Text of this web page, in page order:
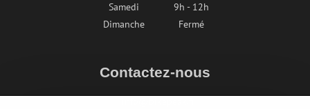
Samedi
9h - 12h
Dimanche
Fermé
Contactez-nous